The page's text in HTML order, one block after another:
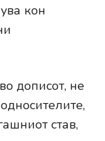
кон
дописот, не
став,